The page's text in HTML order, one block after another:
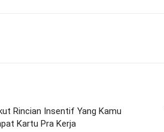
Rincian Insentif Yang Kamu
Kartu Pra Kerja